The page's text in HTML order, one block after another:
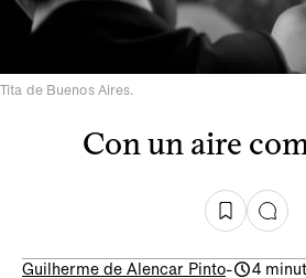
Tita de Buenos Aires.
Con un aire
Guilherme de Alencar Pinto-
4